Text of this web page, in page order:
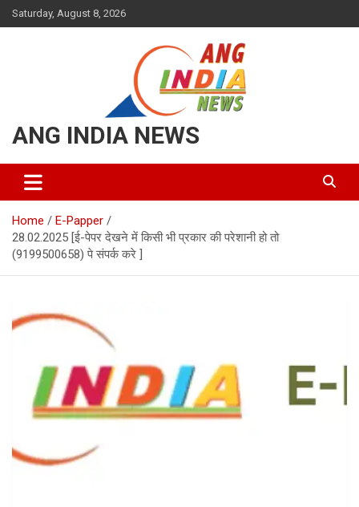
Skip
to
Saturday, August 8, 2026
ANG INDIA NEWS
Home
E-Papper
28.02.2025 [ई-पेपर देखने में किसी भी प्रकार की परेशानी हो तो
(9199500658) पे संपर्क करे ]